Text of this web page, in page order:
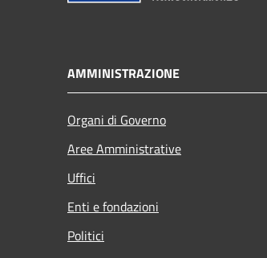
AMMINISTRAZIONE
Organi di Governo
Aree Amministrative
Uffici
Enti e fondazioni
Politici